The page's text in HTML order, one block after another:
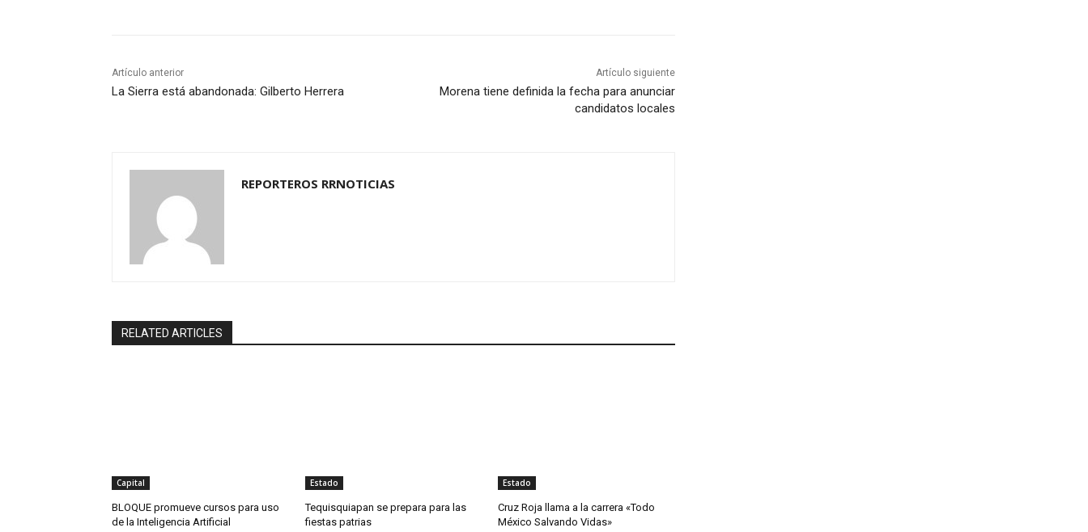
Artículo anterior
La Sierra está abandonada: Gilberto Herrera
Artículo siguiente
Morena tiene definida la fecha para anunciar
candidatos locales
REPORTEROS RRNOTICIAS
RELATED ARTICLES
Capital
BLOQUE promueve cursos para uso
de la Inteligencia Artificial
Estado
Tequisquiapan se prepara para las
fiestas patrias
Estado
Cruz Roja llama a la carrera «Todo
México Salvando Vidas»